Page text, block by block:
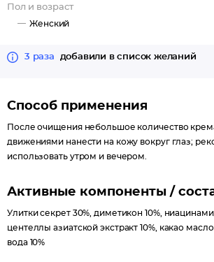
Пол и возраст
Женский
3 раза добавили в список желаний
Способ применения
После очищения небольшое количество
движениями нанести на кожу вокруг глаз;
использовать утром и вечером.
Активные компоненты /
Улитки секрет 30%, диметикон 10%,
центеллы азиатской экстракт 10%, какао масло
вода 10%